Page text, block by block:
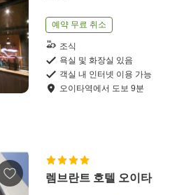
예약 무료 취소
조식
욕실 및 화장실 있음
객실 내 인터넷 이용 가능
오이타역에서 도보 9분
렘브란트 호텔 오이타